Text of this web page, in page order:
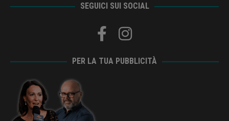
SEGUICI SUI SOCIAL
PER LA TUA PUBBLICITÀ